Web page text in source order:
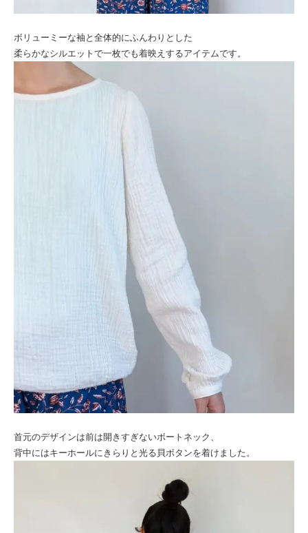
ボリューミーな袖と全体的にふんわりとした
柔らかなシルエットで一枚でも着映えするアイテムです。
首元のデザインは前は開きすぎないボートネック、
背中にはキーホールにきらりと光る貝ボタンを着けました。